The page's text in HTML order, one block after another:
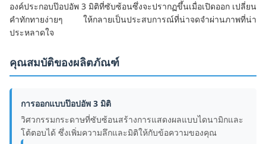
องค์ประกอบป๊อปอัพ 3 มิติที่ซับซ้อนซึ่งจะปรากฏขึ้นเมื่อเปิดออก เปลี่ยน
คำทักทายง่ายๆ ให้กลายเป็นประสบการณ์ที่น่าจดจำผ่านภาพที่น่า
ประหลาดใจ
คุณสมบัติของผลิตภัณฑ์
การออกแบบป๊อปอัพ 3 มิติ
วิศวกรรมกระดาษที่ซับซ้อนสร้างการแสดงผลแบบไดนามิกและ
โต้ตอบได้ ซึ่งเพิ่มความลึกและมิติให้กับข้อความของคุณ